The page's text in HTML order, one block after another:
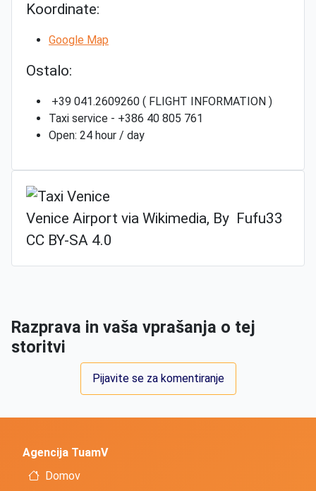
Koordinate:
Google Map
Ostalo:
+39 041.2609260 ( FLIGHT INFORMATION )
Taxi service - +386 40 805 761
Open: 24 hour / day
Venice Airport via Wikimedia, By Fufu33
CC BY-SA 4.0
Razprava in vaša vprašanja o tej
storitvi
Pijavite se za komentiranje
Agencija TuamV
Domov